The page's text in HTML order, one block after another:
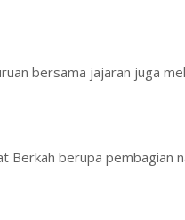
bersama jajaran juga
Berkah berupa pembagian